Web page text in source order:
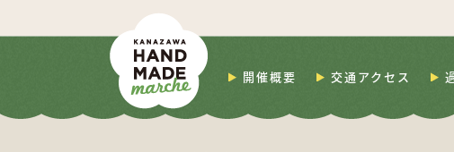
開催概要 交通アクセス